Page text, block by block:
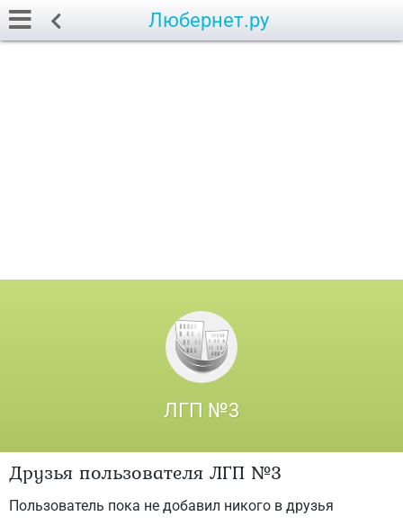
Любернет.ру
ЛГП №3
Друзья пользователя ЛГП №3
Пользователь пока не добавил никого в друзья